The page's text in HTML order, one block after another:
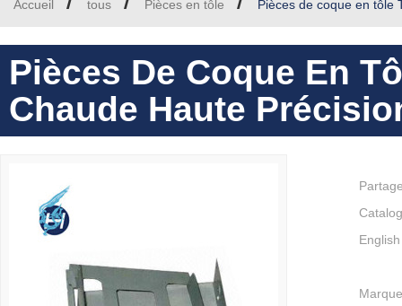
Accueil tous Pièces en tôle Pièces de coque en tôle
Pièces De Coque En
Chaude Haute
Marque